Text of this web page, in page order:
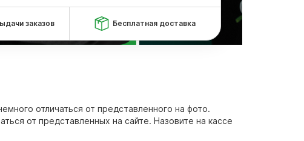
заказов Бесплатная доставка
отличаться от представленного на фото.
от представленных на сайте. Назовите на кассе